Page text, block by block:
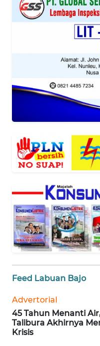
Feed Labuan Bajo
Advertorial
45 Tahun Menanti Air,
Talibura Akhirnya
Krisis
KAMI
Wahana
News
WN
SUMUT
WN
JAKARTA
WN
WN
BANTEN